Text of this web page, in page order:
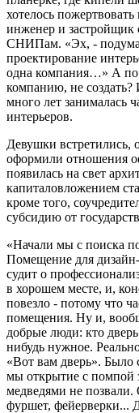
хотелось
инженер и застройщик
СНИПам. «Эх, -
проектирование
одна компания…» А
компанию, не
много лет занималась
интерьеров.
Девушки встретились,
оформили отношения
появилась на свет
капиталовложением
кроме того,
субсидию от
«Начали мы с поиска
Помещение для
судит о
в хорошем месте, и,
повезло - потому что
помещения. Ну и,
добрые люди: кто
нибудь нужное.
«Вот вам дверь». Было
мы открытие с помпой
медведями не
фуршет, фейерверки...